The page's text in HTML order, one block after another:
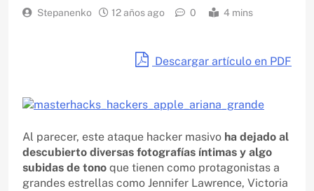
Stepanenko 12 años ago 0 4 mins
Descargar artículo en PDF
Al parecer, este ataque hacker masivo ha dejado al
descubierto diversas fotografías íntimas y algo
subidas de tono que tienen como protagonistas a
grandes estrellas como Jennifer Lawrence, Victoria